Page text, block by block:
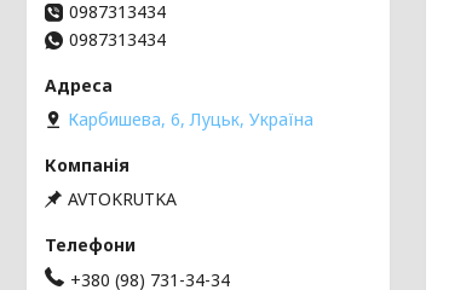
0987313434
0987313434
Карбишева, 6, Луцьк, Україна
AVTOKRUTKA
+380 (98) 731-34-34